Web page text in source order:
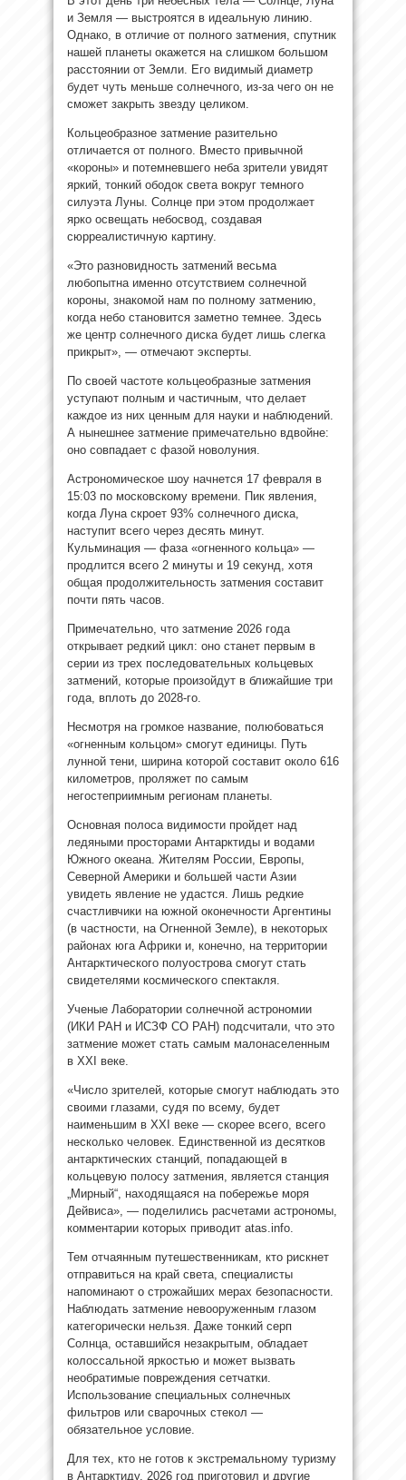
и Земля — выстроятся в идеальную линию.
Однако, в отличие от полного затмения, спутник
нашей планеты окажется на слишком большом
расстоянии от Земли. Его видимый диаметр
будет чуть меньше солнечного, из-за чего он не
сможет закрыть звезду целиком.
Кольцеобразное затмение разительно
отличается от полного. Вместо привычной
«короны» и потемневшего неба зрители увидят
яркий, тонкий ободок света вокруг темного
силуэта Луны. Солнце при этом продолжает
ярко освещать небосвод, создавая
сюрреалистичную картину.
«Это разновидность затмений весьма
любопытна именно отсутствием солнечной
короны, знакомой нам по полному затмению,
когда небо становится заметно темнее. Здесь
же центр солнечного диска будет лишь слегка
прикрыт», — отмечают эксперты.
По своей частоте кольцеобразные затмения
уступают полным и частичным, что делает
каждое из них ценным для науки и наблюдений.
А нынешнее затмение примечательно вдвойне:
оно совпадает с фазой новолуния.
Астрономическое шоу начнется 17 февраля в
15:03 по московскому времени. Пик явления,
когда Луна скроет 93% солнечного диска,
наступит всего через десять минут.
Кульминация — фаза «огненного кольца» —
продлится всего 2 минуты и 19 секунд, хотя
общая продолжительность затмения составит
почти пять часов.
Примечательно, что затмение 2026 года
открывает редкий цикл: оно станет первым в
серии из трех последовательных кольцевых
затмений, которые произойдут в ближайшие три
года, вплоть до 2028-го.
Несмотря на громкое название, полюбоваться
«огненным кольцом» смогут единицы. Путь
лунной тени, ширина которой составит около 616
километров, проляжет по самым
негостеприимным регионам планеты.
Основная полоса видимости пройдет над
ледяными просторами Антарктиды и водами
Южного океана. Жителям России, Европы,
Северной Америки и большей части Азии
увидеть явление не удастся. Лишь редкие
счастливчики на южной оконечности Аргентины
(в частности, на Огненной Земле), в некоторых
районах юга Африки и, конечно, на территории
Антарктического полуострова смогут стать
свидетелями космического спектакля.
Ученые Лаборатории солнечной астрономии
(ИКИ РАН и ИСЗФ СО РАН) подсчитали, что это
затмение может стать самым малонаселенным
в XXI веке.
«Число зрителей, которые смогут наблюдать это
своими глазами, судя по всему, будет
наименьшим в XXI веке — скорее всего, всего
несколько человек. Единственной из десятков
антарктических станций, попадающей в
кольцевую полосу затмения, является станция
„Мирный“, находящаяся на побережье моря
Дейвиса», — поделились расчетами астрономы,
комментарии которых приводит atas.info.
Тем отчаянным путешественникам, кто рискнет
отправиться на край света, специалисты
напоминают о строжайших мерах безопасности.
Наблюдать затмение невооруженным глазом
категорически нельзя. Даже тонкий серп
Солнца, оставшийся незакрытым, обладает
колоссальной яркостью и может вызвать
необратимые повреждения сетчатки.
Использование специальных солнечных
фильтров или сварочных стекол —
обязательное условие.
Для тех, кто не готов к экстремальному туризму
в Антарктиду, 2026 год приготовил и другие